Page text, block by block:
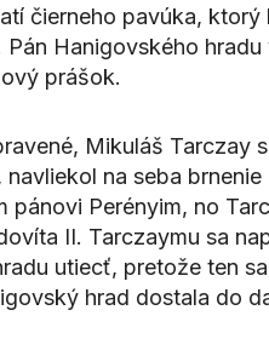
čierneho pavúka,
Hanigovského
prášok.
Mikuláš
na seba
Perényim, no
II. Tarczaymu sa
utiecť, pretože ten
hrad dostala do